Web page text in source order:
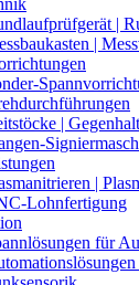
|
|
|
|
Lohnfertigung
für